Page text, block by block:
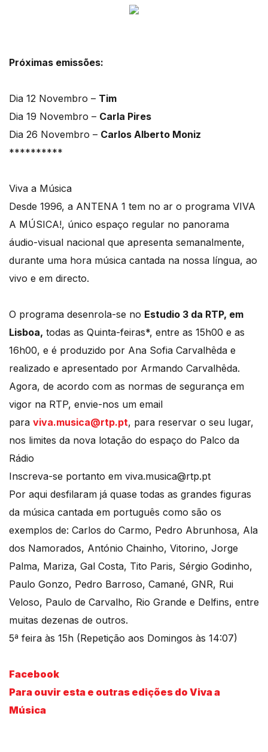
Próximas emissões:
Dia 12 Novembro – Tim
Dia 19 Novembro – Carla Pires
Dia 26 Novembro – Carlos Alberto Moniz
**********
Viva a Música
Desde 1996, a ANTENA 1 tem no ar o programa VIVA
A MÚSICA!, único espaço regular no panorama
áudio-visual nacional que apresenta semanalmente,
durante uma hora música cantada na nossa língua, ao
vivo e em directo.
O programa desenrola-se no Estudio 3 da RTP, em
Lisboa, todas as Quinta-feiras*, entre as 15h00 e as
16h00, e é produzido por Ana Sofia Carvalhêda e
realizado e apresentado por Armando Carvalhêda.
Agora, de acordo com as normas de segurança em
vigor na RTP, envie-nos um email
para viva.musica@rtp.pt, para reservar o seu lugar,
nos limites da nova lotação do espaço do Palco da
Rádio
Inscreva-se portanto em viva.musica@rtp.pt
Por aqui desfilaram já quase todas as grandes figuras
da música cantada em português como são os
exemplos de: Carlos do Carmo, Pedro Abrunhosa, Ala
dos Namorados, António Chainho, Vitorino, Jorge
Palma, Mariza, Gal Costa, Tito Paris, Sérgio Godinho,
Paulo Gonzo, Pedro Barroso, Camané, GNR, Rui
Veloso, Paulo de Carvalho, Rio Grande e Delfins, entre
muitas dezenas de outros.
5ª feira às 15h (Repetição aos Domingos às 14:07)
Facebook
Para ouvir esta e outras edições do Viva a
Música